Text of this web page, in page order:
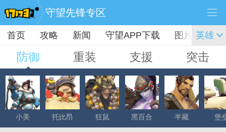
守望先锋专区
首页 攻略 新闻 守望APP下载 图片 视频
英雄
防御 重装 支援 突击
小美 托比昂 狂鼠 黑百合 半藏 堡